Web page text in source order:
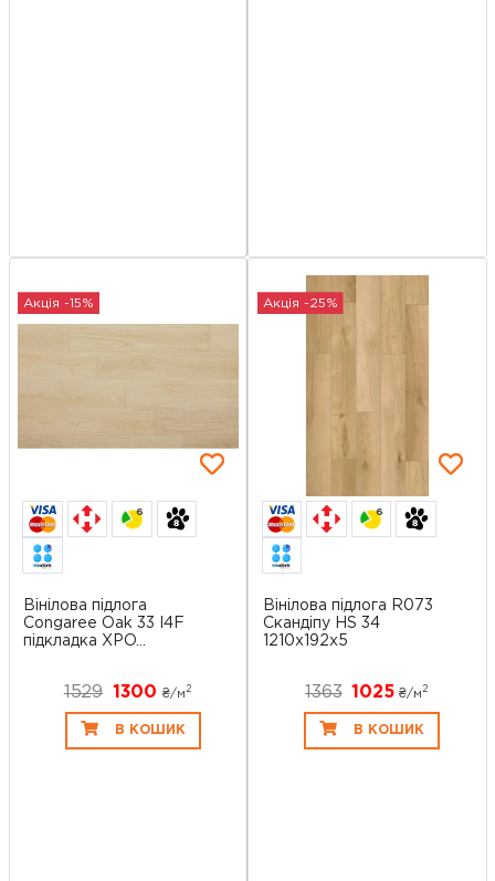
Акція -15%
6
Вінілова підлога
Congaree Oak 33 I4F
підкладка XPO...
1529 1300 ₴/м 2
В КОШИК
Акція -25%
6
Вінілова підлога R073
Скандіпу HS 34
1210x192x5
1363 1025₴/м2
В КОШИК